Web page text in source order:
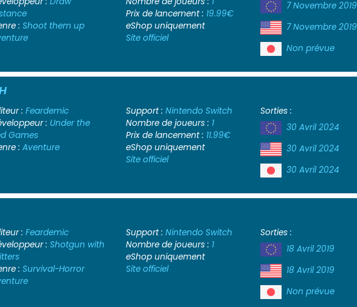
: Shoot them up
Prix de lancement : 19.99€
eShop uniquement
Site officiel
7 Novembre 2019
7 Novembre 2019
Non prévue
: Feardemic
: Under the
Games
: Aventure
Support : Nintendo Switch
Nombre de joueurs : 1
Prix de lancement : 11.99€
eShop uniquement
Site officiel
Sorties :
30 Avril 2024
30 Avril 2024
30 Avril 2024
: Feardemic
: Shotgun with
: Survival-Horror
Support : Nintendo Switch
Nombre de joueurs : 1
eShop uniquement
Site officiel
Sorties :
18 Avril 2019
18 Avril 2019
Non prévue